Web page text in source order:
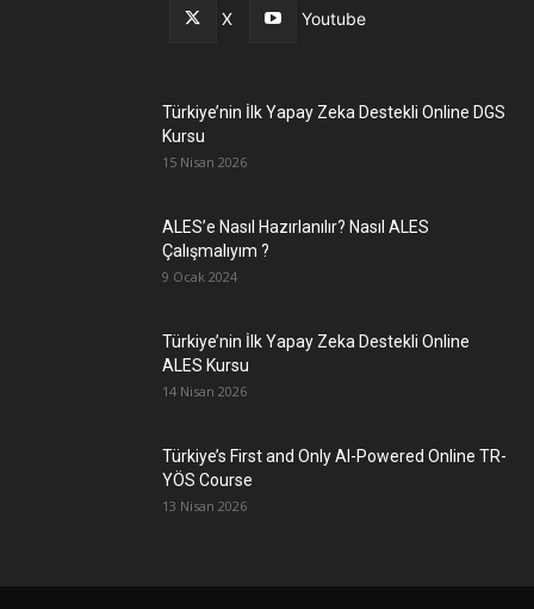
X Youtube
Türkiye’nin İlk Yapay Zeka Destekli Online DGS
Kursu
15 Nisan 2026
ALES’e Nasıl Hazırlanılır? Nasıl ALES
Çalışmalıyım ?
9 Ocak 2024
Türkiye’nin İlk Yapay Zeka Destekli Online
ALES Kursu
14 Nisan 2026
Türkiye’s First and Only AI-Powered Online TR-
YÖS Course
13 Nisan 2026